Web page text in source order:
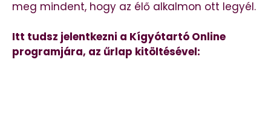
meg mindent, hogy az élő alkalmon ott legyél.
Itt tudsz jelentkezni a Kígyótartó Online
programjára, az űrlap kitöltésével: